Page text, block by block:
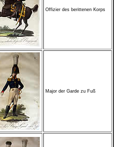
Offizier des berittenen Korps
Major der Garde zu Fuß